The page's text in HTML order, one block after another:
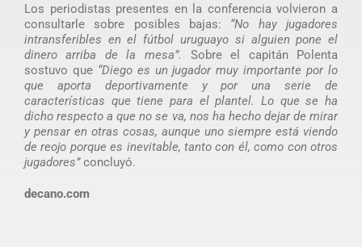
Los periodistas presentes en la conferencia volvieron a
consultarle sobre posibles bajas: “No hay jugadores
intransferibles en el fútbol uruguayo si alguien pone el
dinero arriba de la mesa”.
Sobre el capitán Polenta
sostuvo que “Diego es un jugador muy importante por lo
que aporta deportivamente y por una serie de
características que tiene para el plantel. Lo que se ha
dicho respecto a que no se va, nos ha hecho dejar de mirar
y pensar en otras cosas, aunque uno siempre está viendo
de reojo porque es inevitable, tanto con él, como con otros
jugadores”concluyó.
decano.com